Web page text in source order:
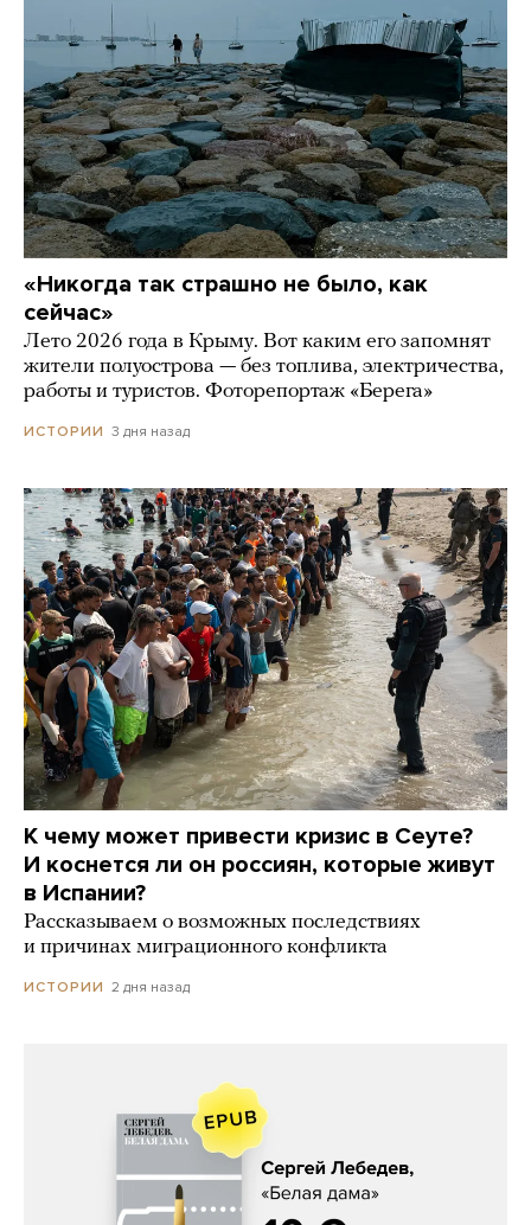
«Никогда так страшно не было, как
сейчас»
Лето 2026 года в Крыму. Вот каким его запомнят
жители полуострова — без топлива, электричества,
работы и туристов. Фоторепортаж «Берега»
ИСТОРИИ 3 дня назад
К чему может привести кризис в Сеуте?
И коснется ли он россиян, которые живут
в Испании?
Рассказываем о возможных последствиях
и причинах миграционного конфликта
ИСТОРИИ 2 дня назад